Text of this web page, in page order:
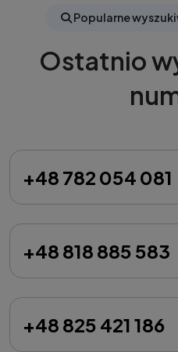
Popularne
Ostatnio
+48 782 054 081
+48 818 885 583
+48 825 421 186